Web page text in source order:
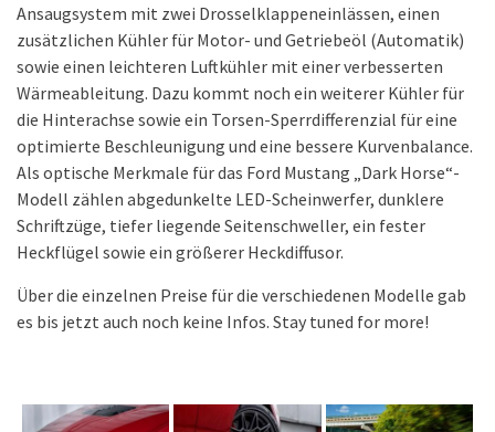
Ansaugsystem mit zwei Drosselklappeneinlässen, einen
zusätzlichen Kühler für Motor- und Getriebeöl (Automatik)
sowie einen leichteren Luftkühler mit einer verbesserten
Wärmeableitung. Dazu kommt noch ein weiterer Kühler für
die Hinterachse sowie ein Torsen-Sperrdifferenzial für eine
optimierte Beschleunigung und eine bessere Kurvenbalance.
Als optische Merkmale für das Ford Mustang „Dark Horse“-
Modell zählen abgedunkelte LED-Scheinwerfer, dunklere
Schriftzüge, tiefer liegende Seitenschweller, ein fester
Heckflügel sowie ein größerer Heckdiffusor.
Über die einzelnen Preise für die verschiedenen Modelle gab
es bis jetzt auch noch keine Infos. Stay tuned for more!